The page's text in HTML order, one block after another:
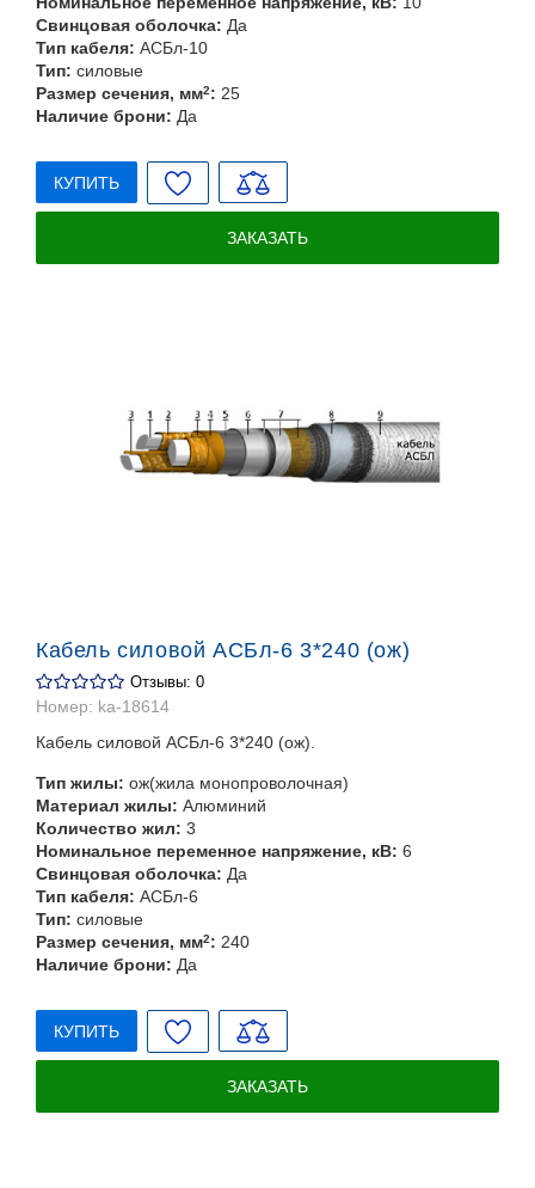
Свинцовая оболочка: Да
Тип кабеля: АСБл-10
Тип: силовые
Размер сечения, мм2: 25
Наличие брони: Да
КУПИТЬ
ЗАКАЗАТЬ
Кабель силовой АСБл-6 3*240 (ож)
Отзывы: 0
Номер: ka-18614
Кабель силовой АСБл-6 3*240 (ож).
Тип жилы: ож(жила монопроволочная)
Материал жилы: Алюминий
Количество жил: 3
Номинальное переменное напряжение, кВ: 6
Свинцовая оболочка: Да
Тип кабеля: АСБл-6
Тип: силовые
Размер сечения, мм2: 240
Наличие брони: Да
КУПИТЬ
ЗАКАЗАТЬ